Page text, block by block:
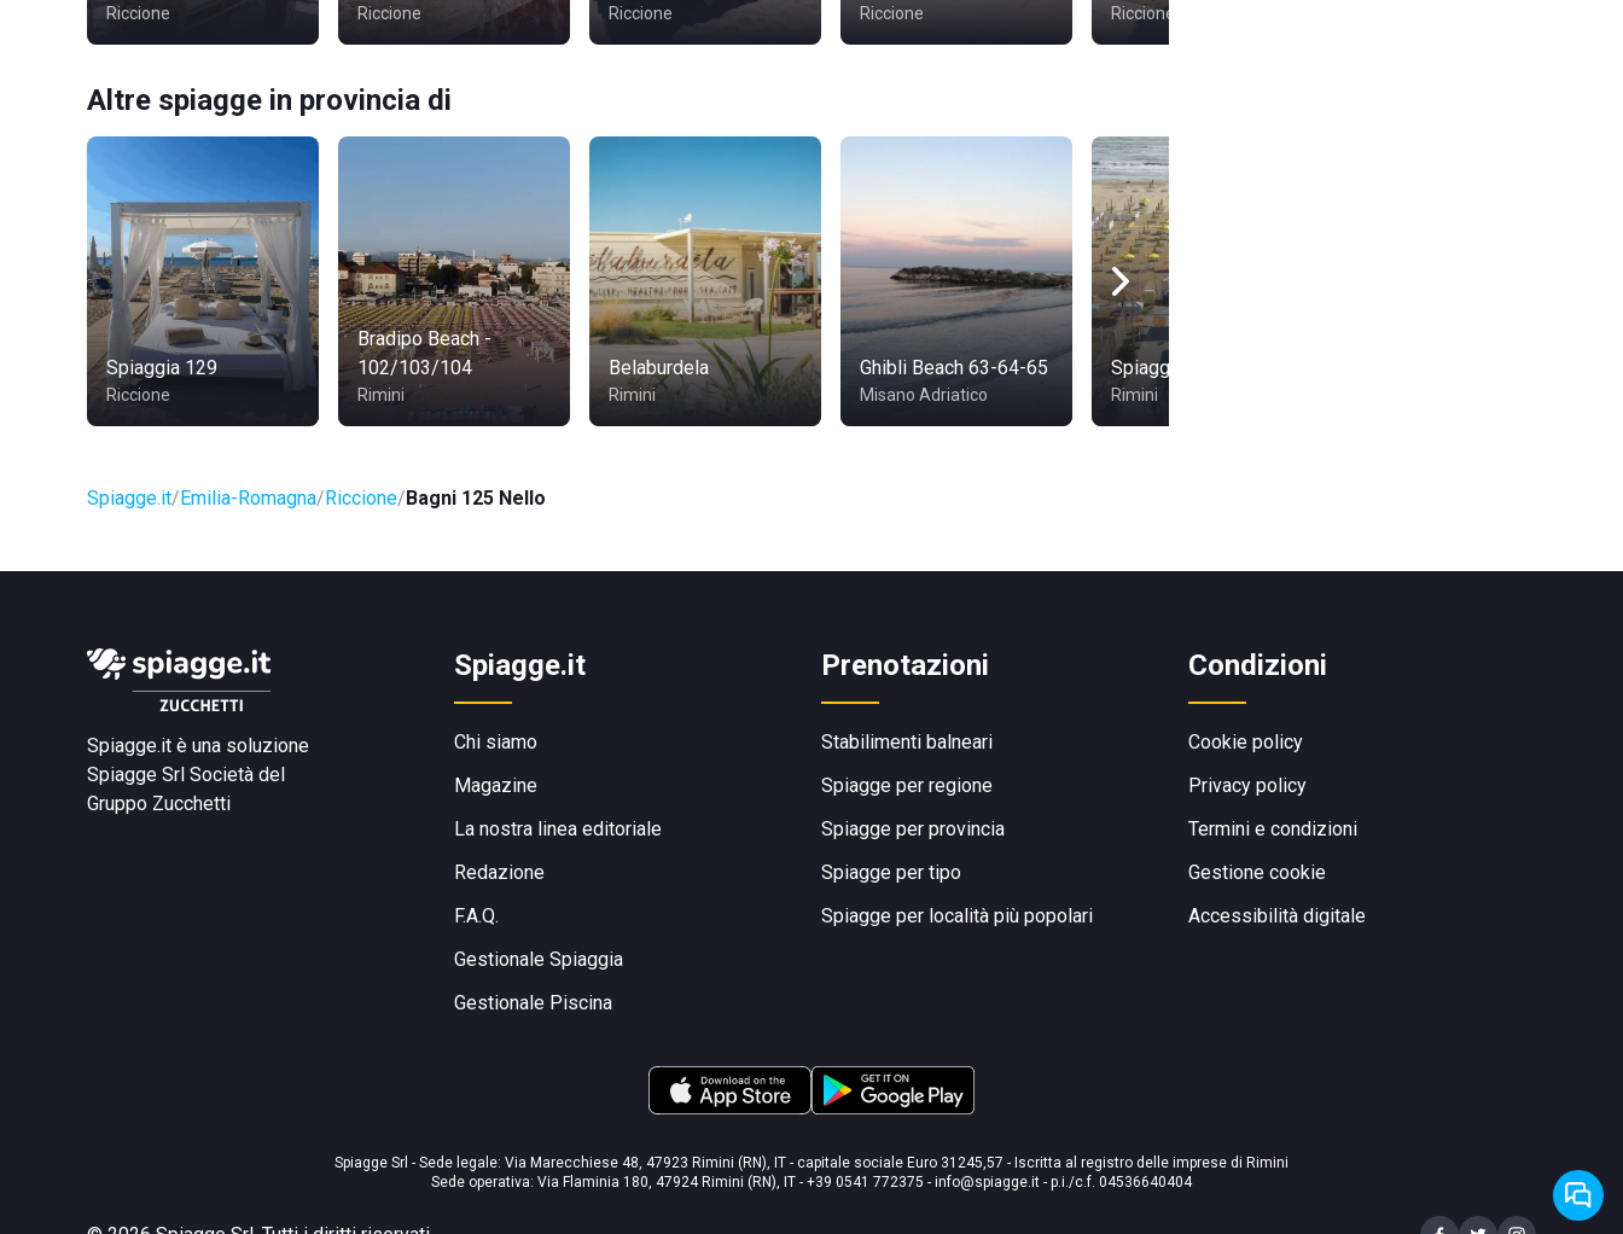
Riccione Riccione Riccione Riccione Riccione
Altre spiagge in provincia di
Spiaggia 129
Riccione
Bradipo Beach -
102/103/104
Rimini
Belaburdela
Rimini
Ghibli Beach 63-64-65
Misano Adriatico
Spiaggia 80
Rimini
Spiagge.it Emilia-Romagna Riccione Bagni 125 Nello
Spiagge.it è una soluzione
Spiagge Srl Società del
Gruppo Zucchetti
Spiagge.it
Chi siamo
Magazine
La nostra linea editoriale
Redazione
F.A.Q.
Gestionale Spiaggia
Gestionale Piscina
Prenotazioni
Stabilimenti balneari
Spiagge per regione
Spiagge per provincia
Spiagge per tipo
Spiagge per località più popolari
Condizioni
Cookie policy
Privacy policy
Termini e condizioni
Gestione cookie
Accessibilità digitale
Spiagge Srl - Sede legale: Via Marecchiese 48, 47923 Rimini (RN), IT - capitale sociale Euro 31245,57 - Iscritta al registro delle imprese di Rimini
Sede operativa: Via Flaminia 180, 47924 Rimini (RN), IT - +39 0541 772375 - info@spiagge.it - p.i./c.f. 04536640404